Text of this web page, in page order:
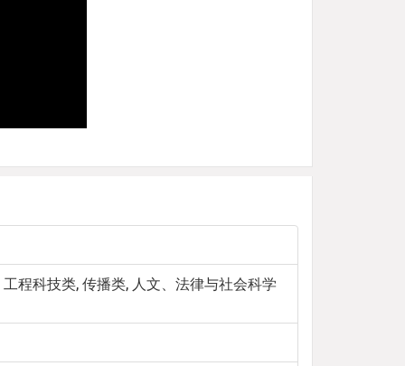
程科技类, 传播类, 人文、法律与社会科学